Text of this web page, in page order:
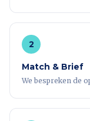
2
Match & Brief
We bespreken de